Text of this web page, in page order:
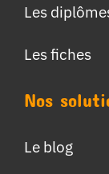
Les
Les fiches
Nos
Le blog